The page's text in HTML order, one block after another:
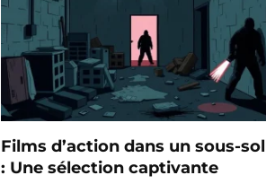
Films d’action dans un sous-sol
: Une sélection captivante